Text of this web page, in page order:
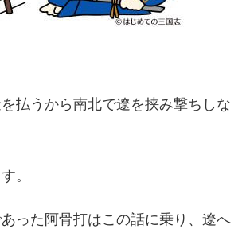
払うから南北で遼を挟み撃ちしな
。
った阿骨打はこの話に乗り、遼へ